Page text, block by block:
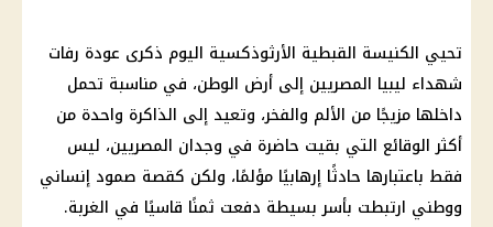
تحيي الكنيسة القبطية الأرثوذكسية اليوم ذكرى عودة رفات
شهداء ليبيا المصريين إلى أرض الوطن، في مناسبة تحمل
داخلها مزيجًا من الألم والفخر، وتعيد إلى الذاكرة واحدة من
أكثر الوقائع التي بقيت حاضرة في وجدان المصريين، ليس
فقط باعتبارها حادثًا إرهابيًا مؤلمًا، ولكن كقصة صمود إنساني
ووطني ارتبطت بأسر بسيطة دفعت ثمنًا قاسيًا في الغربة.